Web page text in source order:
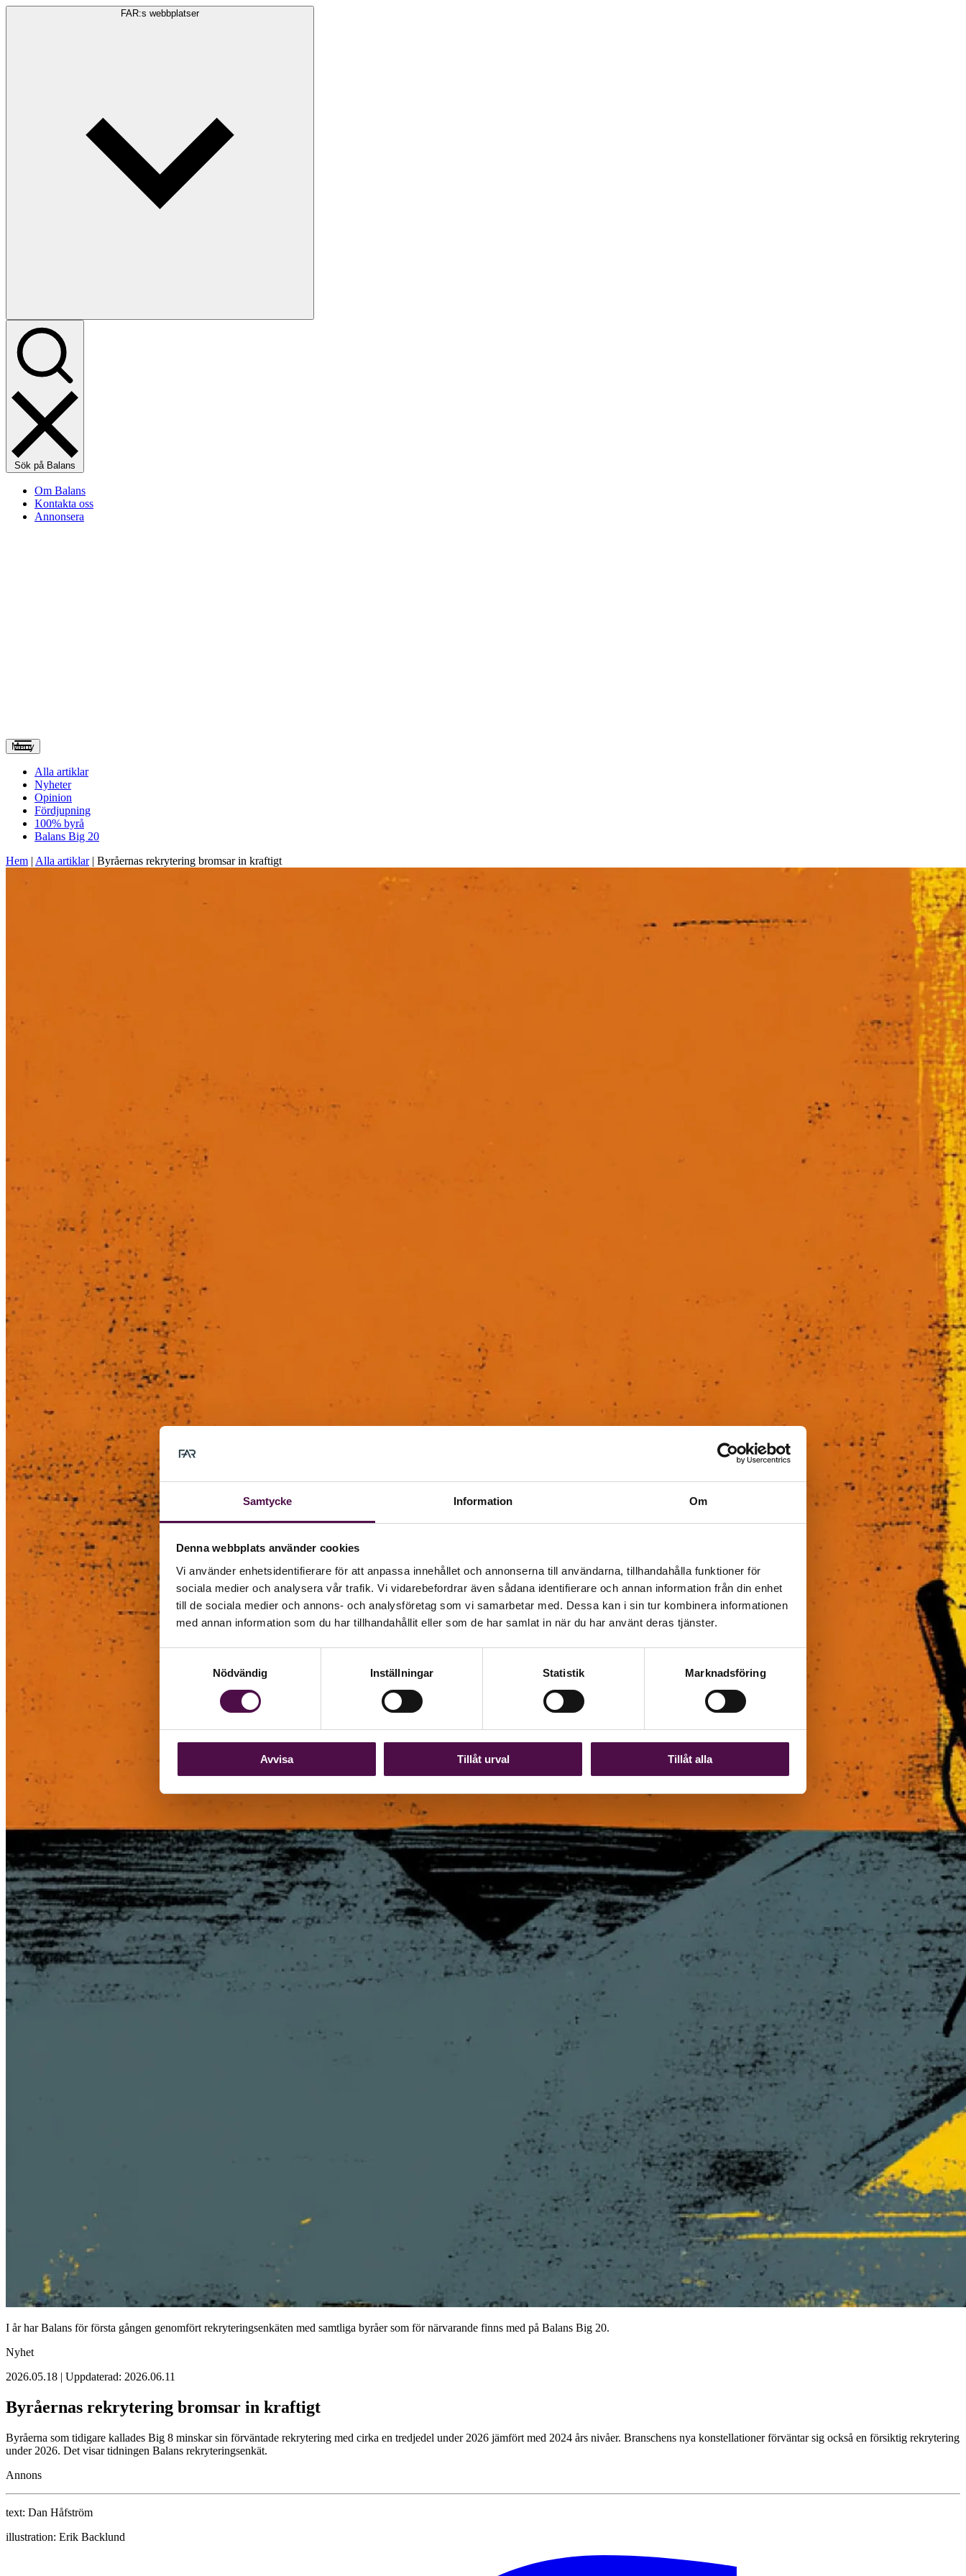
Samtycke Information Om
Denna webbplats använder cookies
Vi använder enhetsidentifierare för att anpassa innehållet och annonserna till användarna, tillhandahålla funktioner för
sociala medier och analysera vår trafik. Vi vidarebefordrar även sådana identifierare och annan information från din enhet
till de sociala medier och annons- och analysföretag som vi samarbetar med. Dessa kan i sin tur kombinera informationen
med annan information som du har tillhandahållit eller som de har samlat in när du har använt deras tjänster.
Nödvändig
Inställningar Statistik Marknadsföring
Avvisa Tillåt urval Tillåt alla
FAR:s webbplatser
Sök på Balans
Om Balans
Kontakta oss
Annonsera
Meny
Alla artiklar
Nyheter
Opinion
Fördjupning
100% byrå
Balans Big 20
Hem | Alla artiklar| Byråernas rekrytering bromsar in kraftigt
I år har Balans för första gången genomfört rekryteringsenkäten med samtliga byråer som för närvarande finns med på Balans Big 20.
Nyhet
2026.05.18 | Uppdaterad: 2026.06.11
Byråernas rekrytering bromsar in kraftigt
Byråerna som tidigare kallades Big 8 minskar sin förväntade rekrytering med cirka en tredjedel under 2026 jämfört med 2024 års nivåer. Branschens nya konstellationer förväntar sig också en försiktig rekrytering
under 2026. Det visar tidningen Balans rekryteringsenkät.
Annons
text: Dan Håfström
illustration: Erik Backlund